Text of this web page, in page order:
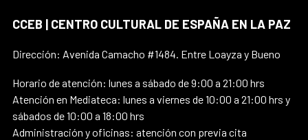
CCEB | CENTRO CULTURAL DE ESPAÑA EN LA PAZ
Dirección: Avenida Camacho #1484. Entre Loayza y Bueno
Horario de atención: lunes a sábado de 9:00 a 21:00 hrs
Atención en Mediateca: lunes a viernes de 10:00 a 21:00 hrs y
sábados de 10:00 a 18:00 hrs
Administración y oficinas: atención con previa cita